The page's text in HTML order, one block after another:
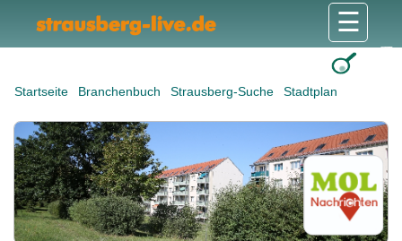
Startseite Branchenbuch Strausberg-Suche Stadtplan
☰